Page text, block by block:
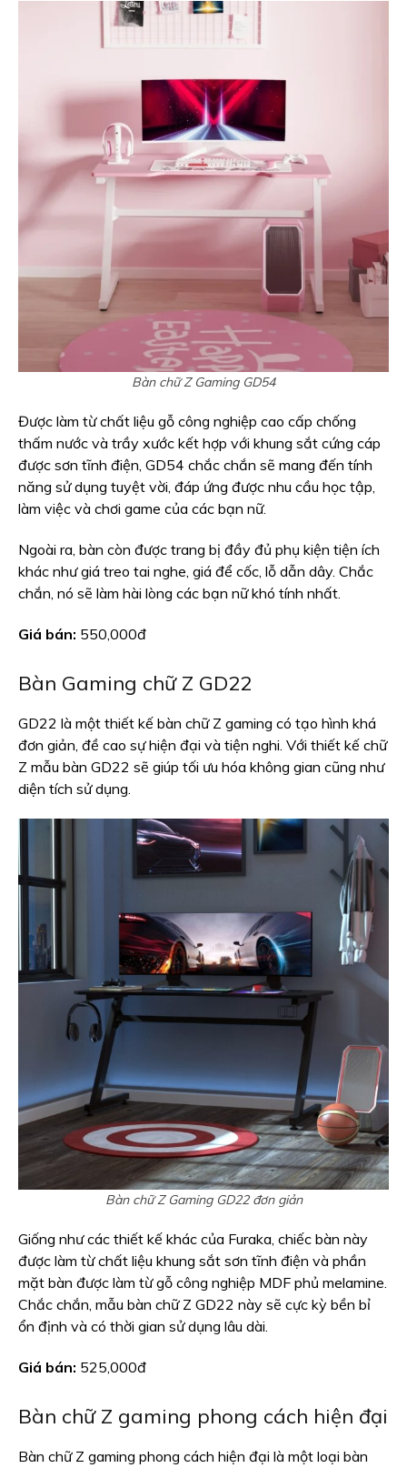
Bàn chữ Z Gaming GD54
Được làm từ chất liệu gỗ công nghiệp cao cấp chống
thấm nước và trầy xước kết hợp với khung sắt cứng cáp
được sơn tĩnh điện, GD54 chắc chắn sẽ mang đến tính
năng sử dụng tuyệt vời, đáp ứng được nhu cầu học tập,
làm việc và chơi game của các bạn nữ.
Ngoài ra, bàn còn được trang bị đầy đủ phụ kiện tiện ích
khác như giá treo tai nghe, giá để cốc, lỗ dẫn dây. Chắc
chắn, nó sẽ làm hài lòng các bạn nữ khó tính nhất.
Giá bán: 550,000đ
Bàn Gaming chữ Z GD22
GD22 là một thiết kế bàn chữ Z gaming có tạo hình khá
đơn giản, đề cao sự hiện đại và tiện nghi. Với thiết kế chữ
Z mẫu bàn GD22 sẽ giúp tối ưu hóa không gian cũng như
diện tích sử dụng.
Bàn chữ Z Gaming GD22 đơn giản
Giống như các thiết kế khác của Furaka, chiếc bàn này
được làm từ chất liệu khung sắt sơn tĩnh điện và phần
mặt bàn được làm từ gỗ công nghiệp MDF phủ melamine.
Chắc chắn, mẫu bàn chữ Z GD22 này sẽ cực kỳ bền bỉ
ổn định và có thời gian sử dụng lâu dài.
Giá bán: 525,000đ
Bàn chữ Z gaming phong cách hiện đại
Bàn chữ Z gaming phong cách hiện đại là một loại bàn